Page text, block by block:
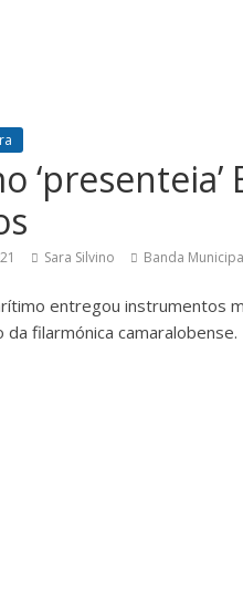
Sara Silvino Banda
entregou instrumentos
da filarmónica camaralobense.